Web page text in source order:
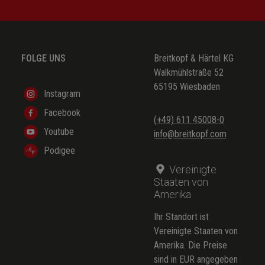
FOLGE UNS
Instagram
Facebook
Youtube
Podigee
Breitkopf & Härtel KG
Walkmühlstraße 52
65195 Wiesbaden
(+49) 611 45008-0
info@breitkopf.com
Vereinigte
Staaten von
Amerika
Ihr Standort ist
Vereinigte Staaten von
Amerika. Die Preise
sind in EUR angegeben